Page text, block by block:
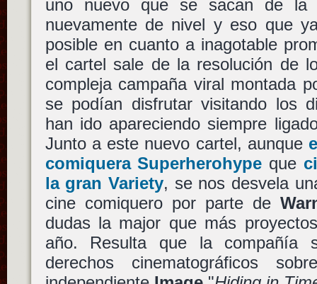
uno nuevo que se sacan de la
nuevamente de nivel y eso que
posible en cuanto a inagotable
el cartel sale de la resolución de
compleja campaña viral montada
se podían disfrutar visitando los
han ido apareciendo siempre
Junto a este nuevo cartel, aunque
comiquera Superherohype que
la gran Variety, se nos desvela
cine comiquero por parte de
dudas la major que más
año. Resulta que la compañía
derechos cinematográficos